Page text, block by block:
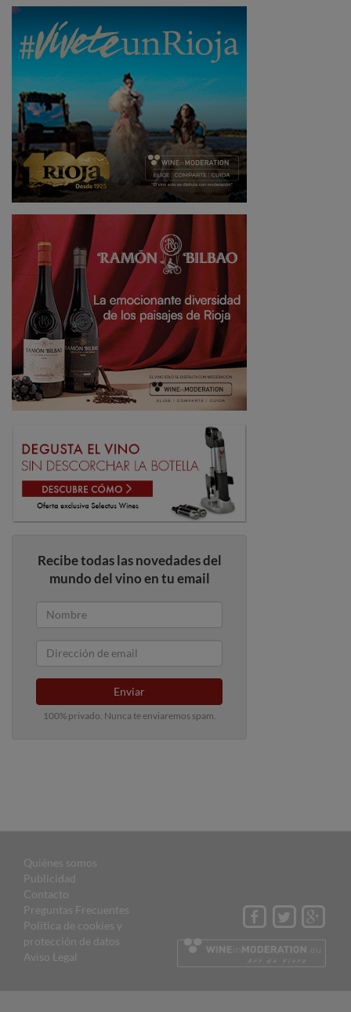
Recibe todas las novedades del
mundo del vino en tu email
Enviar
100% privado. Nunca te enviaremos spam.
Quiénes somos
Publicidad
Contacto
Preguntas Frecuentes
Política de cookies y
protección de datos
Aviso Legal